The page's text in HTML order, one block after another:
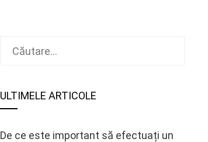
ULTIMELE ARTICOLE
De ce este important să efectuați un